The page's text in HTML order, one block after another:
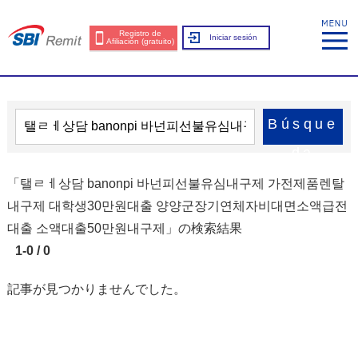
Registro de
Afiliación (gratuito)
Iniciar sesión
Búsque
「탤ㄹㅔ상담 banonpi 바넌피선불유심내구제 가전제품렌탈
내구제 대학생30만원대출 양양군장기연체자비대면소액급전
대출 소액대출50만원내구제」の検索結果
1-0 / 0
記事が見つかりませんでした。